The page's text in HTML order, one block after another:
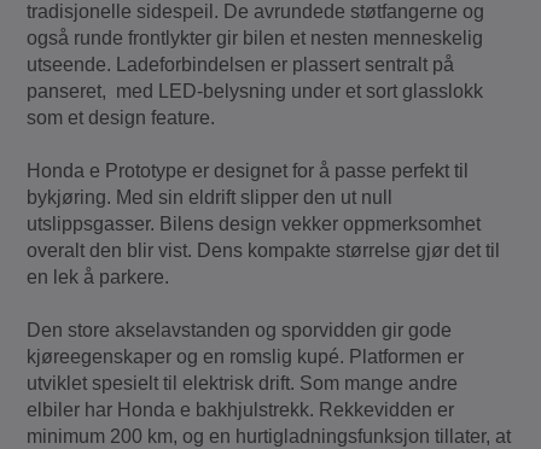
tradisjonelle sidespeil. De avrundede støtfangerne og
også runde frontlykter gir bilen et nesten menneskelig
utseende. Ladeforbindelsen er plassert sentralt på
panseret, med LED-belysning under et sort glasslokk
som et design feature.
Honda e Prototype er designet for å passe perfekt til
bykjøring. Med sin eldrift slipper den ut null
utslippsgasser. Bilens design vekker oppmerksomhet
overalt den blir vist. Dens kompakte størrelse gjør det til
en lek å parkere.
Den store akselavstanden og sporvidden gir gode
kjøreegenskaper og en romslig kupé. Platformen er
utviklet spesielt til elektrisk drift. Som mange andre
elbiler har Honda e bakhjulstrekk. Rekkevidden er
minimum 200 km, og en hurtigladningsfunksjon tillater, at